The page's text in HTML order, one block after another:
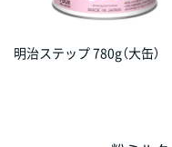
明治ステップ 780g（大缶）